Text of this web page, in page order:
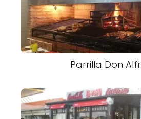
Parrilla Don